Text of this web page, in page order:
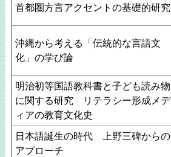
首都圏方言アクセントの基礎的研究
沖縄から考える「伝統的な言語文
化」の学び論
明治初等国語教科書と子ども読み物
に関する研究 リテラシー形成メデ
ィアの教育文化史
日本語誕生の時代 上野三碑からの
アプローチ